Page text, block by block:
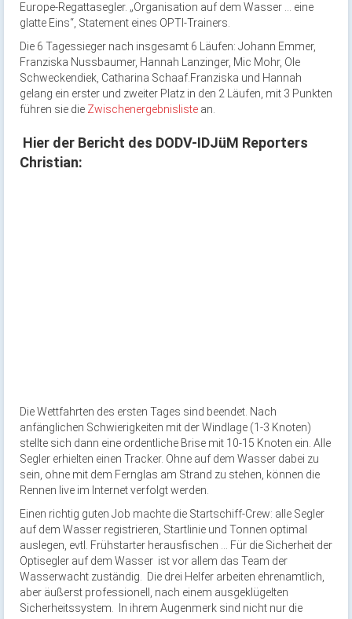
Europe-Regattasegler. „Organisation auf dem Wasser … eine
glatte Eins“, Statement eines OPTI-Trainers.
Die 6 Tagessieger nach insgesamt 6 Läufen: Johann Emmer,
Franziska Nussbaumer, Hannah Lanzinger, Mic Mohr, Ole
Schweckendiek, Catharina Schaaf.Franziska und Hannah
gelang ein erster und zweiter Platz in den 2 Läufen, mit 3 Punkten
führen sie die Zwischenergebnisliste an.
Hier der Bericht des DODV-IDJüM Reporters
Christian:
Die Wettfahrten des ersten Tages sind beendet. Nach
anfänglichen Schwierigkeiten mit der Windlage (1-3 Knoten)
stellte sich dann eine ordentliche Brise mit 10-15 Knoten ein. Alle
Segler erhielten einen Tracker. Ohne auf dem Wasser dabei zu
sein, ohne mit dem Fernglas am Strand zu stehen, können die
Rennen live im Internet verfolgt werden.
Einen richtig guten Job machte die Startschiff-Crew: alle Segler
auf dem Wasser registrieren, Startlinie und Tonnen optimal
auslegen, evtl. Frühstarter herausfischen … Für die Sicherheit der
Optisegler auf dem Wasser ist vor allem das Team der
Wasserwacht zuständig. Die drei Helfer arbeiten ehrenamtlich,
aber äußerst professionell, nach einem ausgeklügelten
Sicherheitssystem. In ihrem Augenmerk sind nicht nur die